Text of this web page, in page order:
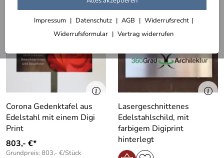
Impressum Datenschutz AGB
Widerrufsrecht
Widerrufsformular
Vertrag widerrufen
Corona Gedenktafel aus
Edelstahl mit einem Digi
Print
803,- €*
Grundpreis: 803,- €/Stück
Lasergeschnittenes
Edelstahlschild, mit
farbigem Digiprint
hinterlegt